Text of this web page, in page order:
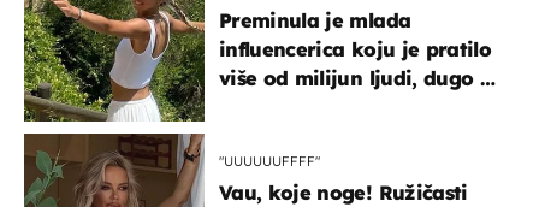
Preminula je mlada
influencerica koju je pratilo
više od milijun ljudi, dugo se
"UUUUUUFFFF"
Vau, koje noge! Ružičasti